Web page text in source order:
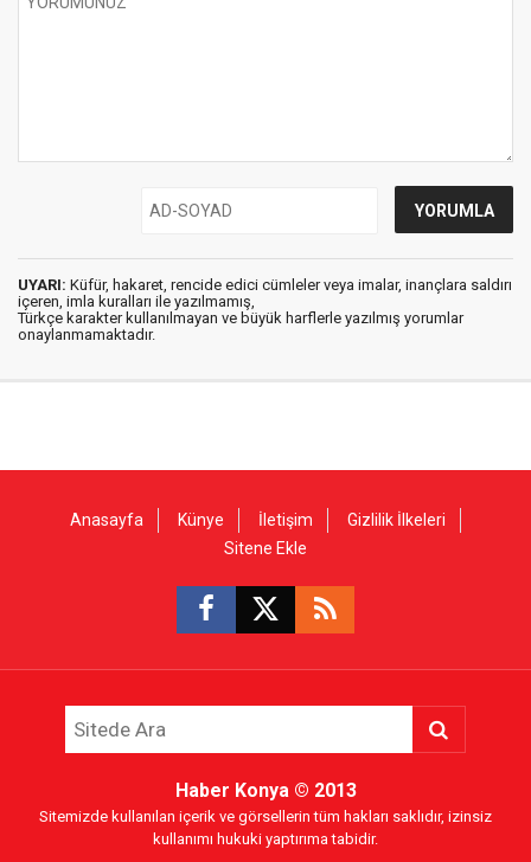
UYARI: Küfür, hakaret, rencide edici cümleler veya imalar, inançlara saldırı
içeren, imla kuralları ile yazılmamış,
Türkçe karakter kullanılmayan ve büyük harflerle yazılmış yorumlar
onaylanmamaktadır.
Anasayfa Künye İletişim
Gizlilik İlkeleri
Sitene Ekle
Haber Konya© 2013
Sitemizde kullanılan içerik ve görsellerin tüm hakları saklıdır, izinsiz
kullanımı hukuki yaptırıma tabidir.